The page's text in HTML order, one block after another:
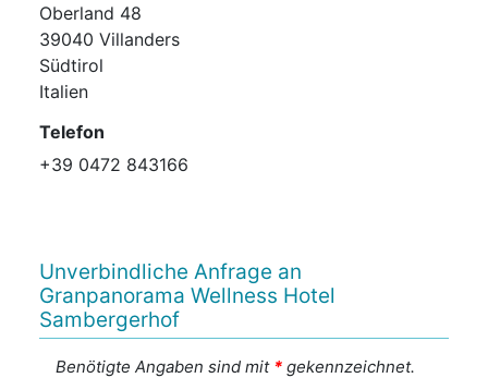
Oberland 48
39040 Villanders
Südtirol
Italien
Telefon
+39 0472 843166
Unverbindliche Anfrage an
Granpanorama Wellness Hotel
Sambergerhof
Benötigte Angaben sind mit *gekennzeichnet.